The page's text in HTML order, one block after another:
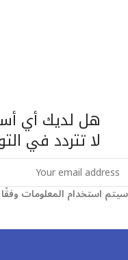
هل لديك أي
لا تتردد في
سيتم استخدام المعلومات